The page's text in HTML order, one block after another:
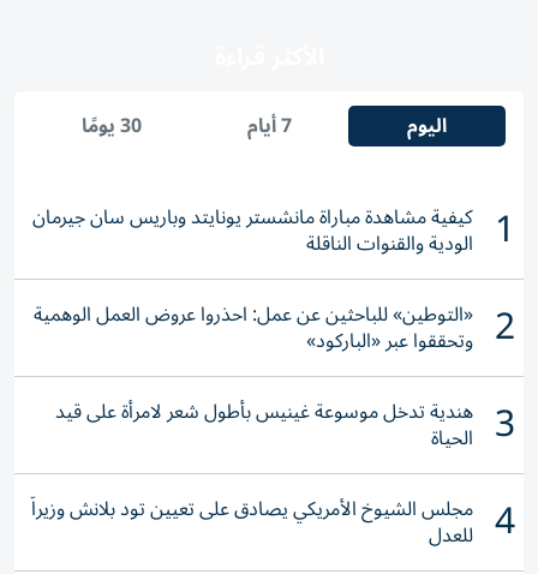
اليوم 7 أيام 30 يومًا
1 كيفية مشاهدة مباراة مانشستر يونايتد وباريس سان جيرمان
الودية والقنوات الناقلة
2 «التوطين» للباحثين عن عمل: احذروا عروض العمل الوهمية
وتحققوا عبر «الباركود»
3 هندية تدخل موسوعة غينيس بأطول شعر لامرأة على قيد
الحياة
4 مجلس الشيوخ الأمريكي يصادق على تعيين تود بلانش وزيراً
للعدل